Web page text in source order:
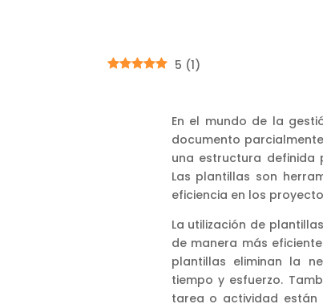
5 (1)
En el mundo de la
documento
una estructura definida
Las plantillas son
eficiencia en los
La utilización de
de manera más
plantillas eliminan la
tiempo y esfuerzo.
tarea o actividad están